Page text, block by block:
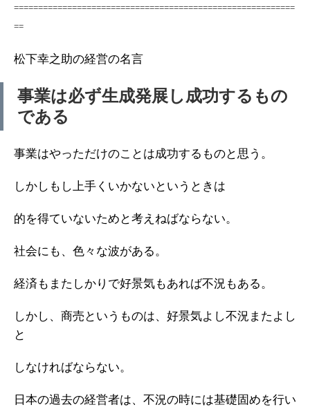
==========================================================
==
松下幸之助の経営の名言
事業は必ず生成発展し成功するもの
である
事業はやっただけのことは成功するものと思う。
しかしもし上手くいかないというときは
的を得ていないためと考えねばならない。
社会にも、色々な波がある。
経済もまたしかりで好景気もあれば不況もある。
しかし、商売というものは、好景気よし不況またよし
と
しなければならない。
日本の過去の経営者は、不況の時には基礎固めを行い